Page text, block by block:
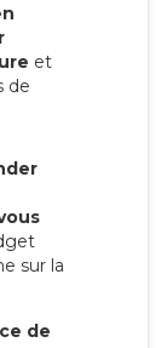
et
de
sur la
de